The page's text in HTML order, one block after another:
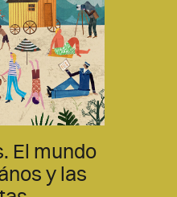
El mundo
y las